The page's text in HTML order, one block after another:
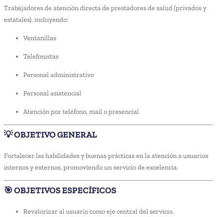
Trabajadores de atención directa de prestadores de salud (privados y
estatales), incluyendo:
Ventanillas
Telefonistas
Personal administrativo
Personal asistencial
Atención por teléfono, mail o presencial
💡 OBJETIVO GENERAL
Fortalecer las habilidades y buenas prácticas en la atención a usuarios
internos y externos, promoviendo un servicio de excelencia.
🎯 OBJETIVOS ESPECÍFICOS
Revalorizar al usuario como eje central del servicio.